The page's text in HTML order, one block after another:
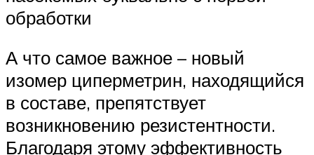
обработки
А что самое важное – новый
изомер циперметрин, находящийся
в составе, препятствует
возникновению резистентности.
Благодаря этому эффективность